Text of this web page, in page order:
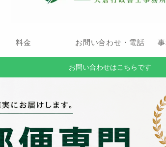
料金 お問い合わせ・電話
お問い合わせはこちらです